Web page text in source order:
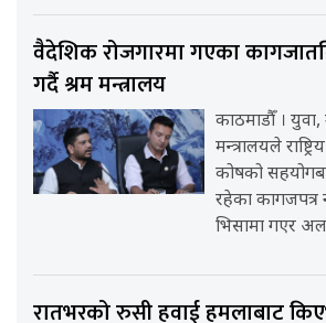
वैदेशिक रोजगारमा गएका
गर्दै श्रम मन्त्रालय
काठमाडौँ । युवा,
मन्त्रालयले
कोषको
रहेका
भिसामा गएर
रातभरको रुसी हवाई हमलाबाट